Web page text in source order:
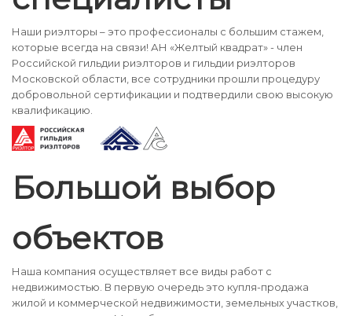
Наши риэлторы – это профессионалы с большим стажем,
которые всегда на связи! АН «Желтый квадрат» - член
Российской гильдии риэлторов и гильдии риэлторов
Московской области, все сотрудники прошли процедуру
добровольной сертификации и подтвердили свою высокую
квалификацию.
Большой выбор
объектов
Наша компания осуществляет все виды работ с
недвижимостью. В первую очередь это купля-продажа
жилой и коммерческой недвижимости, земельных участков,